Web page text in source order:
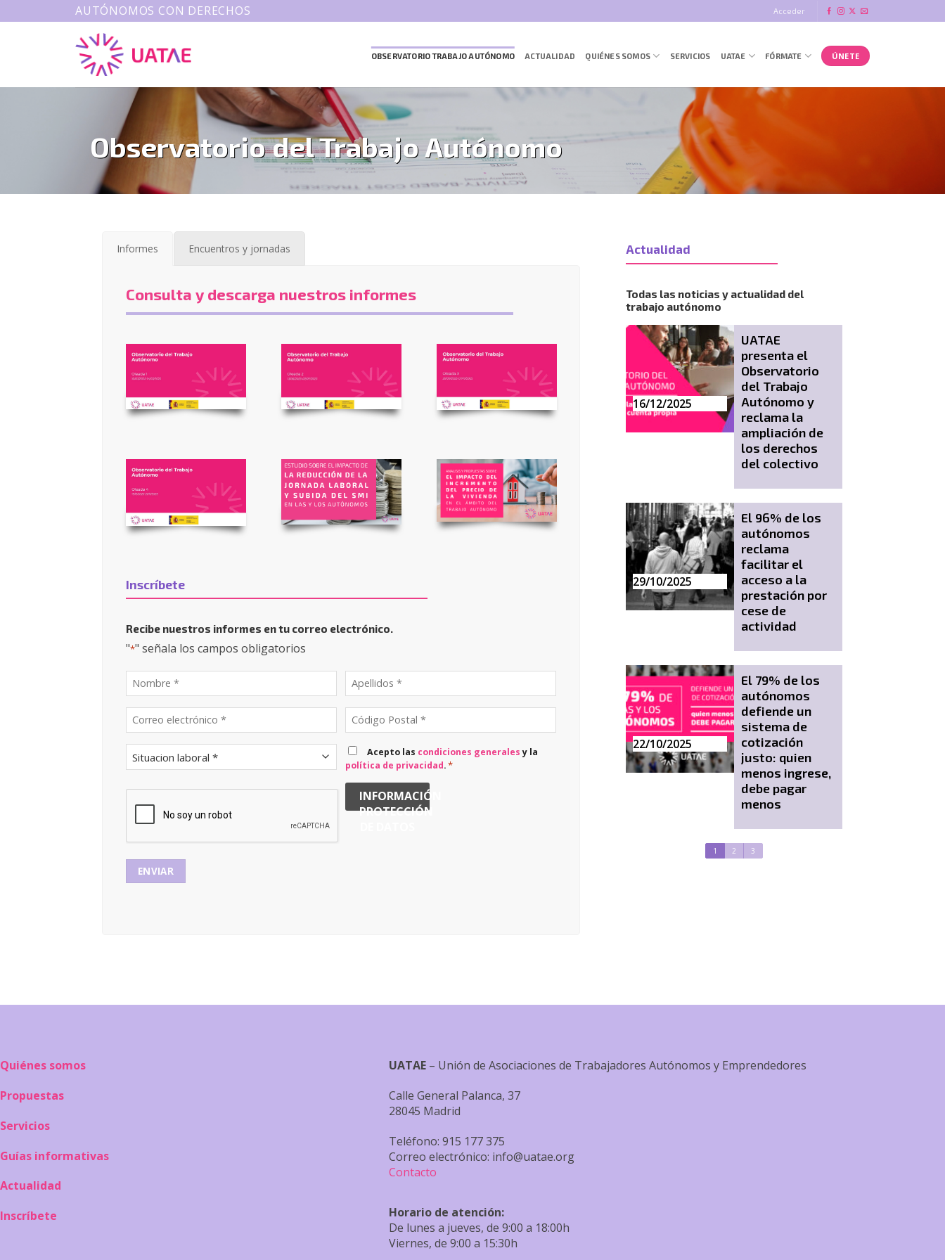
al
AUTÓNOMOS CON DERECHOS Acceder
OBSERVATORIO TRABAJO AUTÓNOMO ACTUALIDAD QUIÉNES SOMOS SERVICIOS UATAE FÓRMATE ÚNETE
Observatorio del Trabajo Autónomo
Informes Encuentros y jornadas
Consulta y descarga nuestros informes
Inscríbete
Recibe nuestros informes en tu correo electrónico.
"*" señala los campos obligatorios
Acepto las condiciones generalesy la
política de privacidad.*
INFORMACIÓN
PROTECCIÓN
Actualidad
Todas las noticias y actualidad del
trabajo autónomo
16/12/2025
UATAE
presenta el
Observatorio
del Trabajo
Autónomo y
reclama la
ampliación de
los derechos
del colectivo
29/10/2025
El 96% de los
autónomos
reclama
facilitar el
acceso a la
prestación por
cese de
actividad
22/10/2025
El 79% de los
autónomos
defiende un
sistema de
cotización
justo: quien
menos ingrese,
debe pagar
menos
1 2 3
Quiénes somos
Propuestas
Servicios
Guías informativas
Actualidad
Inscríbete
UATAE– Unión de Asociaciones de Trabajadores Autónomos y Emprendedores
Calle General Palanca, 37
28045 Madrid
Teléfono: 915 177 375
Correo electrónico: info@uatae.org
Contacto
Horario de atención:
De lunes a jueves, de 9:00 a 18:00h
Viernes, de 9:00 a 15:30h